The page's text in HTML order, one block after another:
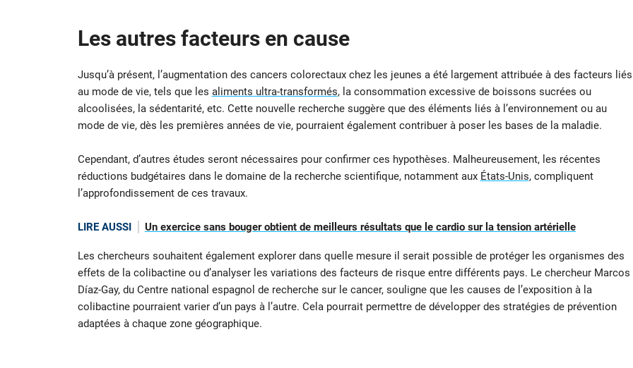
Les autres facteurs en cause
Jusqu’à présent, l’augmentation des cancers colorectaux chez les jeunes a été largement attribuée à des facteurs liés
au mode de vie, tels que les aliments ultra-transformés, la consommation excessive de boissons sucrées ou
alcoolisées, la sédentarité, etc. Cette nouvelle recherche suggère que des éléments liés à l’environnement ou au
mode de vie, dès les premières années de vie, pourraient également contribuer à poser les bases de la maladie.
Cependant, d’autres études seront nécessaires pour confirmer ces hypothèses. Malheureusement, les récentes
réductions budgétaires dans le domaine de la recherche scientifique, notamment aux États-Unis, compliquent
l’approfondissement de ces travaux.
LIRE AUSSI Un exercice sans bouger obtient de meilleurs résultats que le cardio sur la tension artérielle
Les chercheurs souhaitent également explorer dans quelle mesure il serait possible de protéger les organismes des
effets de la colibactine ou d’analyser les variations des facteurs de risque entre différents pays. Le chercheur Marcos
Díaz-Gay, du Centre national espagnol de recherche sur le cancer, souligne que les causes de l’exposition à la
colibactine pourraient varier d’un pays à l’autre. Cela pourrait permettre de développer des stratégies de prévention
adaptées à chaque zone géographique.